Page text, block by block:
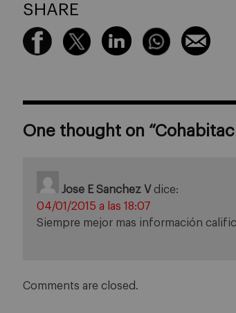
SHARE
One thought on “
Jose E Sanchez V dice:
04/01/2015 a las 18:07
Siempre mejor mas información
Comments are closed.